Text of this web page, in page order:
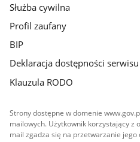
Służba cywilna
Profil zaufany
BIP
Deklaracja dostępności
Klauzula RODO
Strony dostępne w domenie
mailowych. Użytkownik korzystający z
mail zgadza się na przetwarzanie